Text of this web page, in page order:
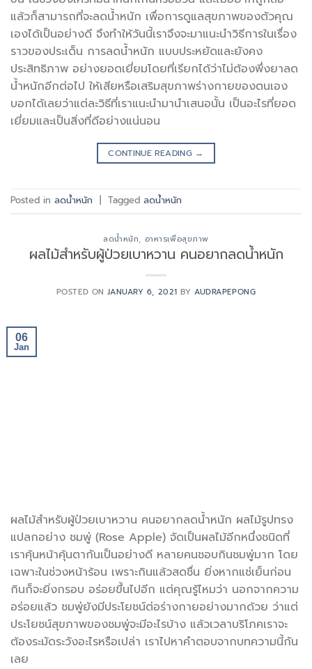
แล้วก็สามารถที่จะลดน้ำหนัก เพื่อการดูแลสุขภาพของตัวคุณ
เองได้เป็นอย่างดี จึงทำให้วันนี้เราจึงจะมาแนะนำวิธีการในเรื่อง
ราวของประเด็น การลดน้ำหนัก แบบประหยัดและยังคง
ประสิทธิภาพ อย่างยอดเยี่ยมโดยที่เรียกได้ว่าไม่ต้องพึ่งยาลด
น้ำหนักอีกต่อไป ให้เสียหรือเสริมสุขภาพร่างกายของตนเอง
บอกได้เลยว่าแต่ละวิธีที่เราแนะนำมานำเสนอนั้น เป็นอะไรที่ยอด
เยี่ยมและเป็นสิ่งที่ดีอย่างแน่นอน
CONTINUE READING →
Posted in ลดน้ำหนัก | Tagged ลดน้ำหนัก
ลดน้ำหนัก, อาหารเพื่อสุขภาพ
ผลไม้สำหรับผู้ป่วยเบาหวาน คนอยากลดน้ำหนัก
POSTED ONJANUARY 6, 2021 BYAUDRAPEPONG
06
Jan
ผลไม้สำหรับผู้ป่วยเบาหวาน คนอยากลดน้ำหนัก ผลไม้รูปทรง
แปลกอย่าง ชมพู่ (Rose Apple) จัดเป็นผลไม้อีกหนึ่งชนิดที่
เราคุ้นหน้าคุ้นตากันเป็นอย่างดี หลายคนชอบกินชมพู่มาก โดย
เฉพาะในช่วงหน้าร้อน เพราะกินแล้วสดชื่น ยิ่งหากแช่เย็นก่อน
กินก็จะยิ่งกรอบ อร่อยขึ้นไปอีก แต่คุณรู้ไหมว่า นอกจากความ
อร่อยแล้ว ชมพู่ยังมีประโยชน์ต่อร่างกายอย่างมากด้วย ว่าแต่
ประโยชน์สุขภาพของชมพู่จะมีอะไรบ้าง แล้วเวลาบริโภคเราจะ
ต้องระมัดระวังอะไรหรือเปล่า เราไปหาคำตอบจากบทความนี้กัน
เลย